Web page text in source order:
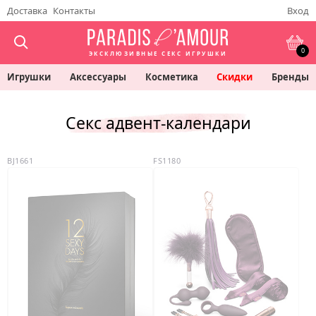
Доставка Контакты Вход
ЭКСКЛЮЗИВНЫЕ СЕКС ИГРУШКИ 0
Игрушки Аксессуары Косметика Скидки Бренды
Секс адвент-календари
BJ1661 FS1180